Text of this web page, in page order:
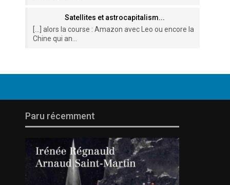
Satellites et astrocapitalism...
[…] alors la course : Amazon avec Leo ou encore la
Chine qui an...
Paru récemment